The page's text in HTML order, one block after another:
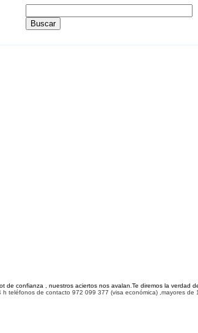
de confianza , nuestros aciertos nos avalan.Te diremos la verdad
h teléfonos de contacto 972 099 377 (visa económica) ,mayores de